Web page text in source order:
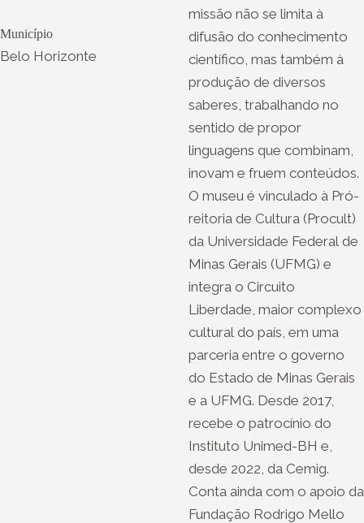
Município
Belo Horizonte
missão não se limita à
difusão do conhecimento
científico, mas também à
produção de diversos
saberes, trabalhando no
sentido de propor
linguagens que combinam,
inovam e fruem conteúdos.
O museu é vinculado à Pró-
reitoria de Cultura (Procult)
da Universidade Federal de
Minas Gerais (UFMG) e
integra o Circuito
Liberdade, maior complexo
cultural do país, em uma
parceria entre o governo
do Estado de Minas Gerais
e a UFMG. Desde 2017,
recebe o patrocínio do
Instituto Unimed-BH e,
desde 2022, da Cemig.
Conta ainda com o apoio da
Fundação Rodrigo Mello